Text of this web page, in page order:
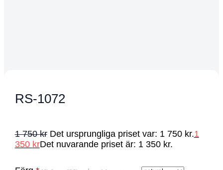
RS-1072
1 750kr Det ursprungliga priset var: 1 750 kr.1
350 krDet nuvarande priset är: 1 350 kr.